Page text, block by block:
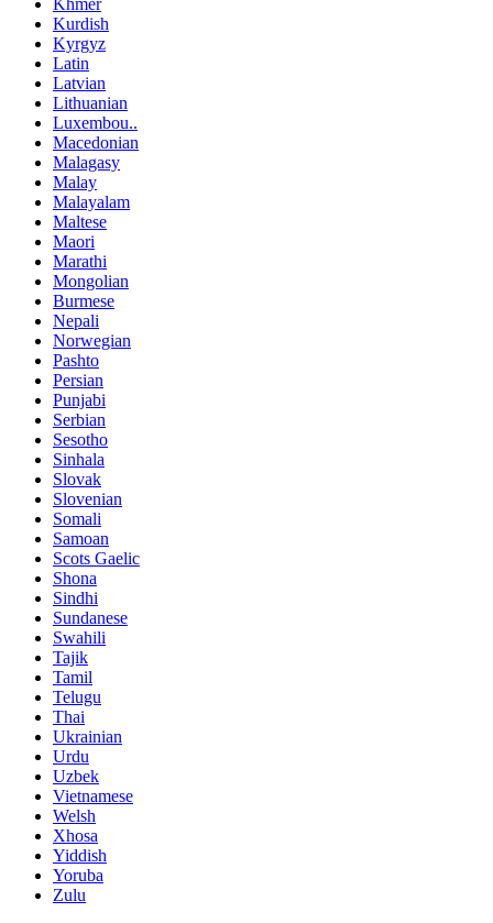
Khmer
Kurdish
Kyrgyz
Latin
Latvian
Lithuanian
Luxembou..
Macedonian
Malagasy
Malay
Malayalam
Maltese
Maori
Marathi
Mongolian
Burmese
Nepali
Norwegian
Pashto
Persian
Punjabi
Serbian
Sesotho
Sinhala
Slovak
Slovenian
Somali
Samoan
Scots Gaelic
Shona
Sindhi
Sundanese
Swahili
Tajik
Tamil
Telugu
Thai
Ukrainian
Urdu
Uzbek
Vietnamese
Welsh
Xhosa
Yiddish
Yoruba
Zulu